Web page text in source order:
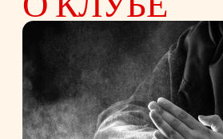
и самоконтроля, а также тренировку
стратегии и тактики, включающую
техники ведения боя от самых простых
до более сложных и требующих
специальных навыков.